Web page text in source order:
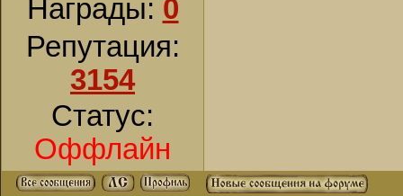
Награды: 0
Репутация:
3154
Статус:
Оффлайн